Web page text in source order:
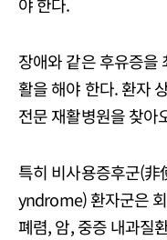
장애와 같은 후유증을
활을 해야 한다. 환자
전문 재활병원을 찾아
특히 비사용증후군(
yndrome) 환자군은
폐렴, 암, 중증 내과질